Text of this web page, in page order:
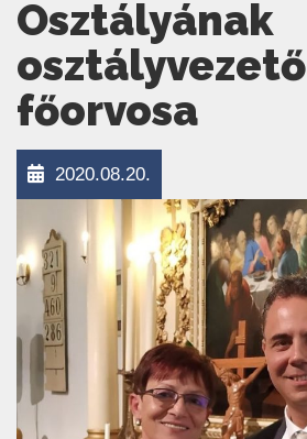
Osztályának
osztályvezető
főorvosa
2020.08.20.